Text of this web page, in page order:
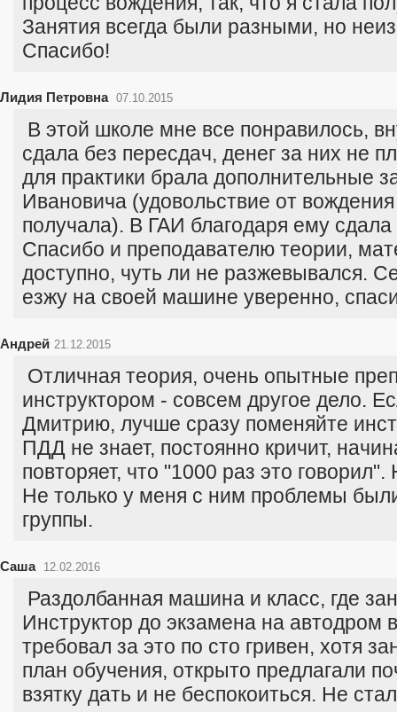
Занятия всегда были разными, но
Спасибо!
Лидия Петровна 07.10.2015
В этой школе мне все понравилось,
сдала без пересдач, денег за них не
для практики брала дополнительные
Ивановича (удовольствие от
получала). В ГАИ благодаря ему сдала
Спасибо и преподавателю теории,
доступно, чуть ли не разжевывался.
езжу на своей машине уверенно,
Андрей 21.12.2015
Отличная теория, очень опытные
инструктором - совсем другое дело.
Дмитрию, лучше сразу поменяйте
ПДД не знает, постоянно кричит,
повторяет, что "1000 раз это
Не только у меня с ним проблемы
группы.
Саша 12.02.2016
Раздолбанная машина и класс, где
Инструктор до экзамена на автодром
требовал за это по сто гривен, хотя
план обучения, открыто предлагали
взятку дать и не беспокоиться. Не